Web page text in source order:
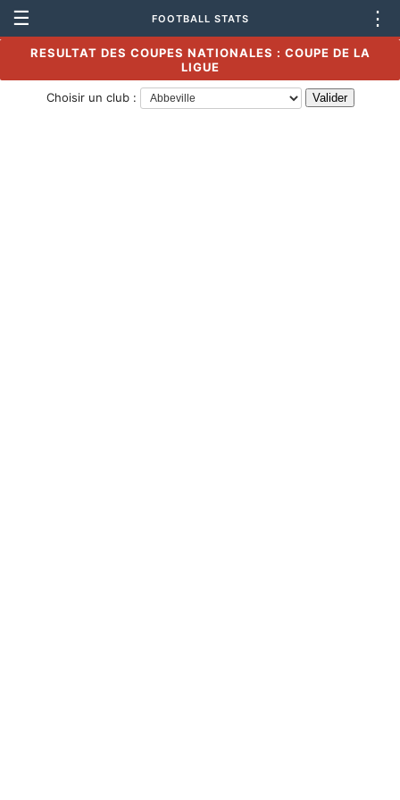
☰ FOOTBALL STATS ⋮
RESULTAT DES COUPES NATIONALES : COUPE DE LA
LIGUE
Choisir un club :